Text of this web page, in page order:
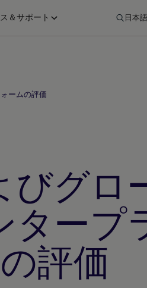
＆サポート 日本語
ームの評価
びグロ
タープ
評価